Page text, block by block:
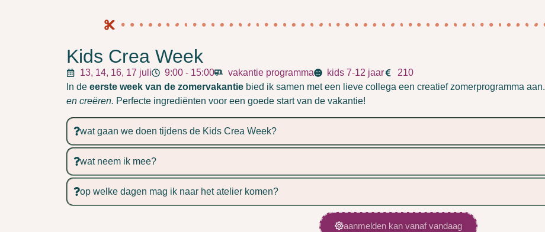
Kids Crea Week
13, 14, 16, 17 juli 9:00 - 15:00 vakantie programma kids 7-12 jaar
210
In de eerste week van de zomervakantie bied ik samen met een lieve collega een creatief zomerprogramma aan.
en creëren. Perfecte ingrediënten voor een goede start van de vakantie!
wat gaan we doen tijdens de Kids Crea Week?
wat neem ik mee?
op welke dagen mag ik naar het atelier komen?
aanmelden kan vanaf vandaag